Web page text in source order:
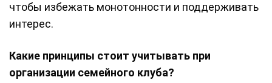
чтобы избежать монотонности и поддерживать
интерес.
Какие принципы стоит учитывать при
организации семейного клуба?